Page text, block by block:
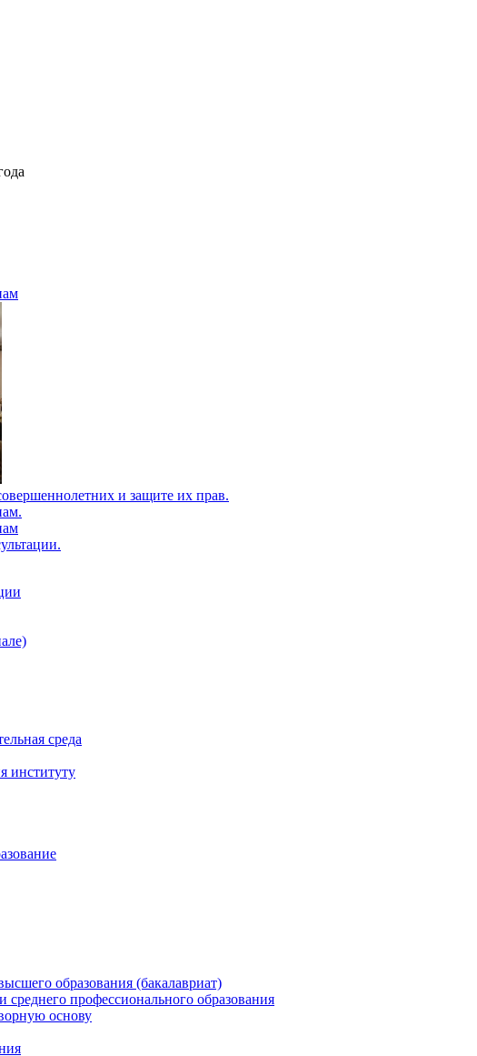
среда
институту
образования (бакалавриат)
профессионального образования
основу